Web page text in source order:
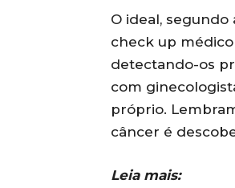
O ideal,
check up
detectando-os
com
próprio.
câncer é
Leia mais: